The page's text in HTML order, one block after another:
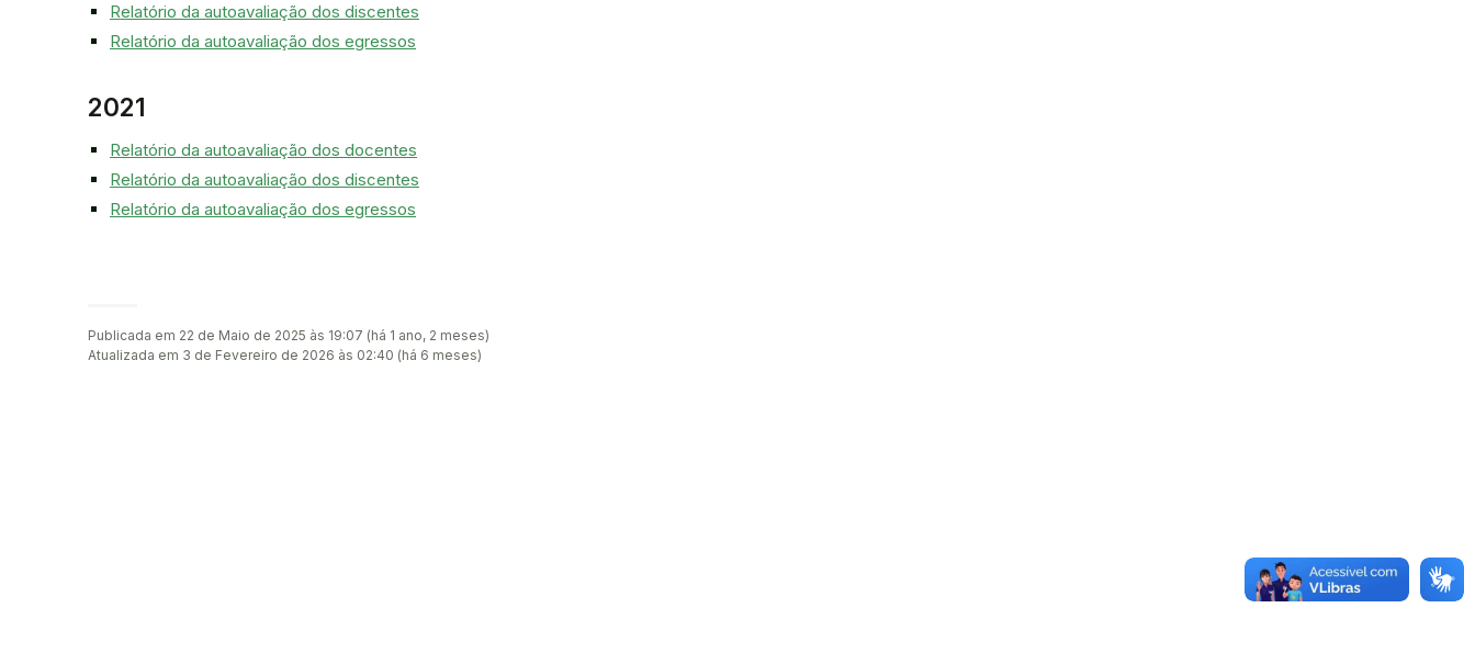
Relatório da autoavaliação dos discentes
Relatório da autoavaliação dos egressos
2021
Relatório da autoavaliação dos docentes
Relatório da autoavaliação dos discentes
Relatório da autoavaliação dos egressos
Publicada em 22 de Maio de 2025 às 19:07 (há 1 ano, 2 meses)
Atualizada em 3 de Fevereiro de 2026 às 02:40 (há 6 meses)